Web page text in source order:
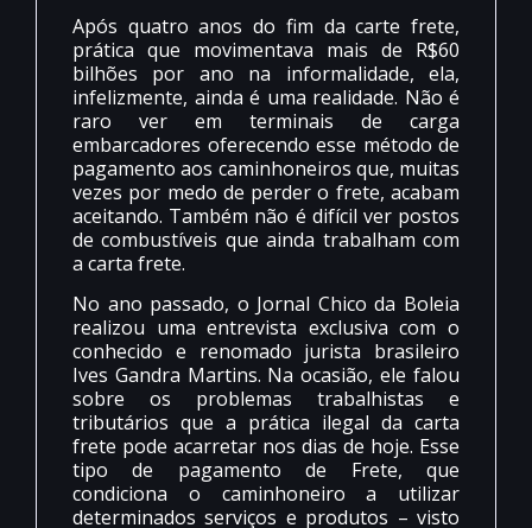
Após quatro anos do fim da carte frete,
prática que movimentava mais de R$60
bilhões por ano na informalidade, ela,
infelizmente, ainda é uma realidade. Não é
raro ver em terminais de carga
embarcadores oferecendo esse método de
pagamento aos caminhoneiros que, muitas
vezes por medo de perder o frete, acabam
aceitando. Também não é difícil ver postos
de combustíveis que ainda trabalham com
a carta frete.
No ano passado, o Jornal Chico da Boleia
realizou uma entrevista exclusiva com o
conhecido e renomado jurista brasileiro
Ives Gandra Martins. Na ocasião, ele falou
sobre os problemas trabalhistas e
tributários que a prática ilegal da carta
frete pode acarretar nos dias de hoje. Esse
tipo de pagamento de Frete, que
condiciona o caminhoneiro a utilizar
determinados serviços e produtos – visto